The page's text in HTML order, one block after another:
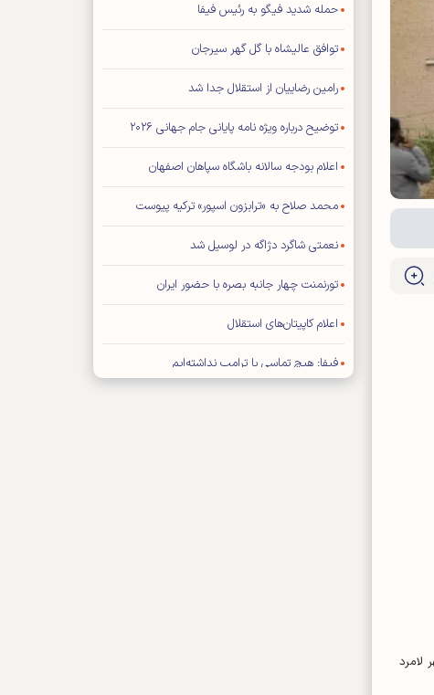
لامرد
حمله شدید فیگو به رئیس فیفا
توافق عالیشاه با گل گهر سیرجان
رامین رضاییان از استقلال جدا شد
توضیح درباره ویژه نامه پایانی جام جهانی ۲۰۲۶
اعلام بودجه سالانه باشگاه سپاهان اصفهان
محمد صلاح به «ترابزون اسپور» ترکیه پیوست
نعمتی شاگرد دژاگه در لوسیل شد
تورنمنت چهار جانبه بصره با حضور ایران
اعلام کاپیتان‌های استقلال
فیفا: هیچ تماسی با ترامپ نداشته‌ایم